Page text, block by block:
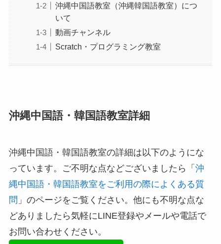
沖縄中国語教室（沖縄韓国語教室）につ
いて
動画チャンネル
Scratch・プログラミング教室
沖縄中国語・韓国語教室詳細
沖縄中国語・韓国語教室の詳細は以下のようにな
っています。ご不明な点などございましたら「 沖
縄中国語・韓国語教室をご利用の際によくある質
問 」のページをご覧ください。他にも不明な点な
どありましたら気軽にLINE登録やメールや電話で
お問い合わせください。